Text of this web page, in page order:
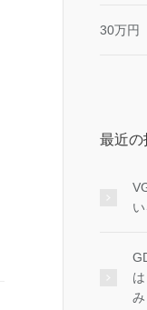
30万円
最近の